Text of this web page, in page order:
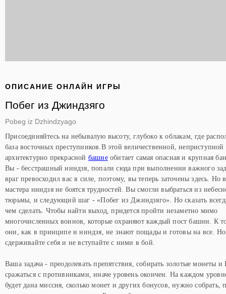
ОПИСАНИЕ ОНЛАЙН ИГРЫ
Побег из Джиндзяго
Pobeg iz Dzhindzyago
Присоединяйтесь на небывалую высоту, глубоко к облакам, где
база восточных преступников.В этой величественной, неприступной
архитектурно прекрасной башнеобитает самая опасная и крупная
Вы - бесстрашный ниндзя, попали сюда при выполнении важного
враг превосходил вас в силе, поэтому, вы теперь заточены здесь. Но
мастера ниндзя не боятся трудностей. Вы смогли выбраться из
тюрьмы, и следующий шаг - «Побег из Джиндзяго». Но сказать
чем сделать. Чтобы найти выход, придется пройти незаметно мимо
многочисленных воинов, которые охраняют каждый пост башни. К
они, как в принципе и ниндзя, не знают пощады и готовы на все. Но
сдерживайте себя и не вступайте с ними в бой.
Ваша задача - преодолевать препятствия, собирать золотые монеты и
сражаться с противниками, иначе уровень окончен. На каждом
будет дана миссия, сколько монет и других бонусов, нужно собрать,